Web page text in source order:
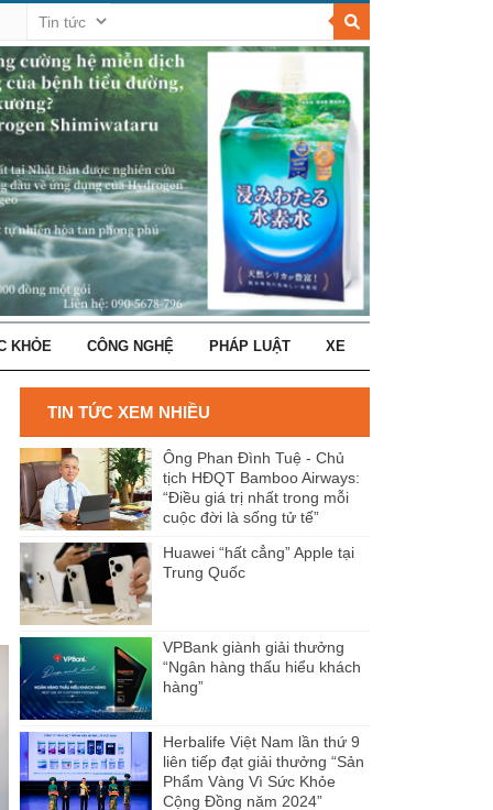
KHỎE CÔNG NGHỆ PHÁP LUẬT XE
TIN TỨC XEM NHIỀU
Ông Phan Đình Tuệ - Chủ
tịch HĐQT Bamboo Airways:
“Điều giá trị nhất trong mỗi
cuộc đời là sống tử tế”
Huawei “hất cẳng” Apple tại
Trung Quốc
VPBank giành giải thưởng
“Ngân hàng thấu hiểu khách
hàng”
Herbalife Việt Nam lần thứ 9
liên tiếp đạt giải thưởng “Sản
Phẩm Vàng Vì Sức Khỏe
Cộng Đồng năm 2024”